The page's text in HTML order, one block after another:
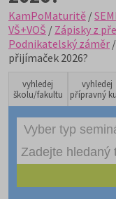
KamPoMaturitě /
VŠ+VOŠ / Zápisky z
Podnikatelský záměr
přijímaček 2026?
vyhledej
školu/fakultu
vyhledej
přípravný